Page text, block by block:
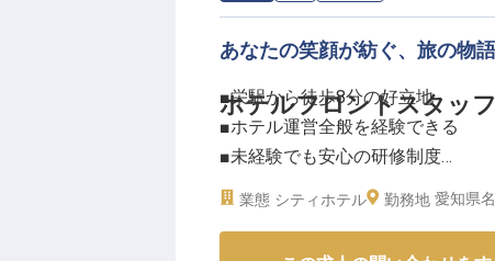
ホテルフロントスタッフ
あなたの笑顔が紡ぐ、旅の物
■栄駅から徒歩8分の好立地
■ホテル運営全般を経験できる
■未経験でも安心の研修制度
■シフト制で働き方の自由度UP！
業態 シティホテル 勤務地 愛知県